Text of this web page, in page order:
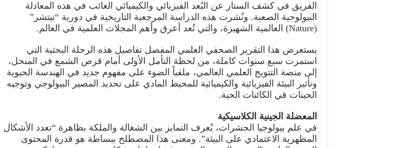
الفريق في كشف الستار عن البُعد الفيزيائي والكيميائي الغائب في هذه المعادلة
البيولوجية الصعبة. ونُشرت هذه الدراسة المرجعية التاريخية في دورية “نيتشر”
(Nature) العالمية الشهيرة، والتي تُعد أعرق وأهم المجلات العلمية في العالم.
يستعرض هذا التقرير الصحفي العلمي المفصل تفاصيل هذه الرحلة البحثية التي
استمرت سبع سنوات كاملة، من لحظة التأمل الأولى أمام قرص الشمع في المنحل،
إلى منصة التتويج العلمي العالمي، ملقياً الضوء على مفهوم جديد في الهندسة الحيوية
وتأثير البيئة الفيزيائية والكيميائية للمحيط المادي على تحديد المصير البيولوجي وتوجيه
الجينات في الكائنات الحية.
المعضلة الجينية الكلاسيكية
في علم بيولوجيا الحشرات، يُعرف التمايز بين الشغالة والملكة بظاهرة “تعدد الأشكال
المظهرية الاعتمادي على البيئة”. ومعنى هذا المصطلح ببساطة هو قدرة المحتوى